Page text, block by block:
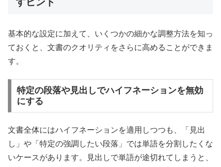
すヒント
基本的な設定に加えて、いくつかの細かな調整方法を知っ
ておくと、文書のクオリティをさらに高めることができま
す。
特定の段落や見出しでハイフネーションを無効
にする
文書全体にはハイフネーションを適用しつつも、「見出
し」や「特定の強調したい段落」では単語を分割したくな
いケースがあります。見出しで単語が途切れてしまうと、